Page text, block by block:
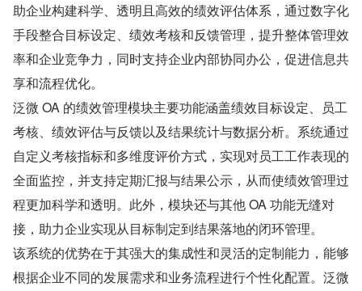
助企业构建科学、透明且高效的绩效评估体系，通过数字化
手段整合目标设定、绩效考核和反馈管理，提升整体管理效
率和企业竞争力，同时支持企业内部协同办公，促进信息共
享和流程优化。
泛微 OA 的绩效管理模块主要功能涵盖绩效目标设定、员工
考核、绩效评估与反馈以及结果统计与数据分析。系统通过
自定义考核指标和多维度评价方式，实现对员工工作表现的
全面监控，并支持定期汇报与结果公示，从而使绩效管理过
程更加科学和透明。此外，模块还与其他 OA 功能无缝对
接，助力企业实现从目标制定到结果落地的闭环管理。
该系统的优势在于其强大的集成性和灵活的定制能力，能够
根据企业不同的发展需求和业务流程进行个性化配置。泛微